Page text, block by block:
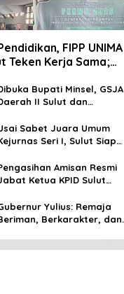
FIPP UNIMA
Teken Kerja Sama;
Bupati Minsel, GSJA
II Sulut dan
di Amurang
Sabet Juara Umum
Seri I, Sulut Siap
II Piala Presiden di
Amisan Resmi
Ketua KPID Sulut
Yulius: Remaja
Berkarakter, dan